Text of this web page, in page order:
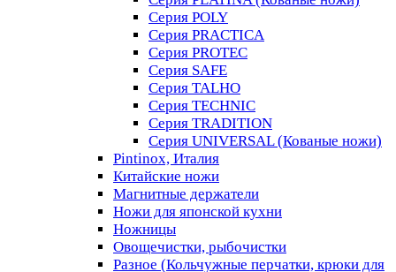
Серия POLY
Серия PRACTICA
Серия PROTEC
Серия SAFE
Серия TALHO
Серия TECHNIC
Серия TRADITION
Серия UNIVERSAL (Кованые ножи)
Pintinox, Италия
Китайские ножи
Магнитные держатели
Ножи для японской кухни
Ножницы
Овощечистки, рыбочистки
Разное (Кольчужные перчатки, крюки для